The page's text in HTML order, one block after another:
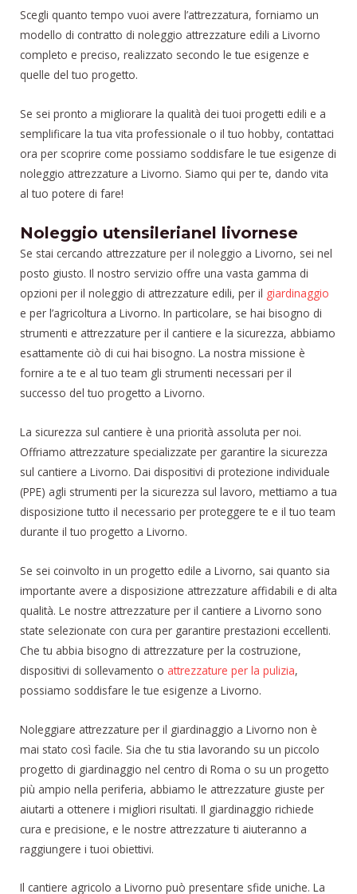
Scegli quanto tempo vuoi avere l’attrezzatura, forniamo un
modello di contratto di noleggio attrezzature edili a Livorno
completo e preciso, realizzato secondo le tue esigenze e
quelle del tuo progetto.
Se sei pronto a migliorare la qualità dei tuoi progetti edili e a
semplificare la tua vita professionale o il tuo hobby, contattaci
ora per scoprire come possiamo soddisfare le tue esigenze di
noleggio attrezzature a Livorno. Siamo qui per te, dando vita
al tuo potere di fare!
Noleggio utensilerianel livornese
Se stai cercando attrezzature per il noleggio a Livorno, sei nel
posto giusto. Il nostro servizio offre una vasta gamma di
opzioni per il noleggio di attrezzature edili, per il giardinaggio
e per l’agricoltura a Livorno. In particolare, se hai bisogno di
strumenti e attrezzature per il cantiere e la sicurezza, abbiamo
esattamente ciò di cui hai bisogno. La nostra missione è
fornire a te e al tuo team gli strumenti necessari per il
successo del tuo progetto a Livorno.
La sicurezza sul cantiere è una priorità assoluta per noi.
Offriamo attrezzature specializzate per garantire la sicurezza
sul cantiere a Livorno. Dai dispositivi di protezione individuale
(PPE) agli strumenti per la sicurezza sul lavoro, mettiamo a tua
disposizione tutto il necessario per proteggere te e il tuo team
durante il tuo progetto a Livorno.
Se sei coinvolto in un progetto edile a Livorno, sai quanto sia
importante avere a disposizione attrezzature affidabili e di alta
qualità. Le nostre attrezzature per il cantiere a Livorno sono
state selezionate con cura per garantire prestazioni eccellenti.
Che tu abbia bisogno di attrezzature per la costruzione,
dispositivi di sollevamento o attrezzature per la pulizia,
possiamo soddisfare le tue esigenze a Livorno.
Noleggiare attrezzature per il giardinaggio a Livorno non è
mai stato così facile. Sia che tu stia lavorando su un piccolo
progetto di giardinaggio nel centro di Roma o su un progetto
più ampio nella periferia, abbiamo le attrezzature giuste per
aiutarti a ottenere i migliori risultati. Il giardinaggio richiede
cura e precisione, e le nostre attrezzature ti aiuteranno a
raggiungere i tuoi obiettivi.
Il cantiere agricolo a Livorno può presentare sfide uniche. La